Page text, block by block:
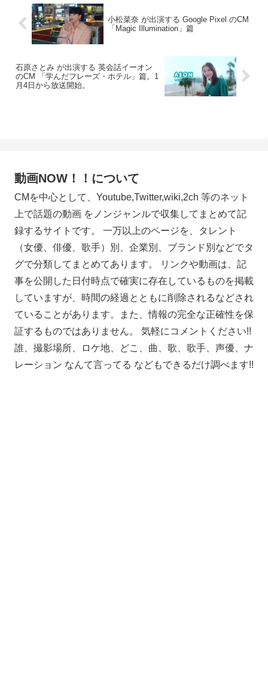
小松菜奈 が出演する Google Pixel のCM
「Magic Illumination」篇
石原さとみ が出演する 英会話イーオン
のCM 「学んだフレーズ・ホテル」篇。1
月4日から放送開始。
動画NOW！！について
CMを中心として、Youtube,Twitter,wiki,2ch 等のネット
上で話題の動画 をノンジャンルで収集してまとめて記
録するサイトです。 一万以上のページを、タレント
（女優、俳優、歌手）別、企業別、ブランド別などでタ
グで分類してまとめてあります。 リンクや動画は、記
事を公開した日付時点で確実に存在しているものを掲載
していますが、時間の経過とともに削除されるなどされ
ていることがあります。また、情報の完全な正確性を保
証するものではありません。 気軽にコメントください!!
誰、撮影場所、ロケ地、どこ、曲、歌、歌手、声優、ナ
レーション なんて言ってる などもできるだけ調べます!!